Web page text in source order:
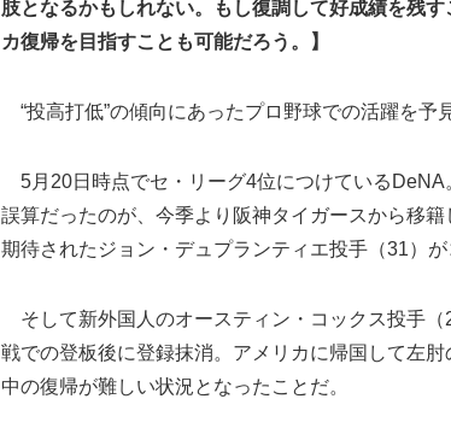
肢となるかもしれない。もし復調して好成績を残
カ復帰を目指すことも可能だろう。】
“投高打低”の傾向にあったプロ野球での活躍を予
5月20日時点でセ・リーグ4位につけているDeNA
誤算だったのが、今季より阪神タイガースから移
期待されたジョン・デュプランティエ投手（31）が
そして新外国人のオースティン・コックス投手
戦での登板後に登録抹消。アメリカに帰国して左
中の復帰が難しい状況となったことだ。